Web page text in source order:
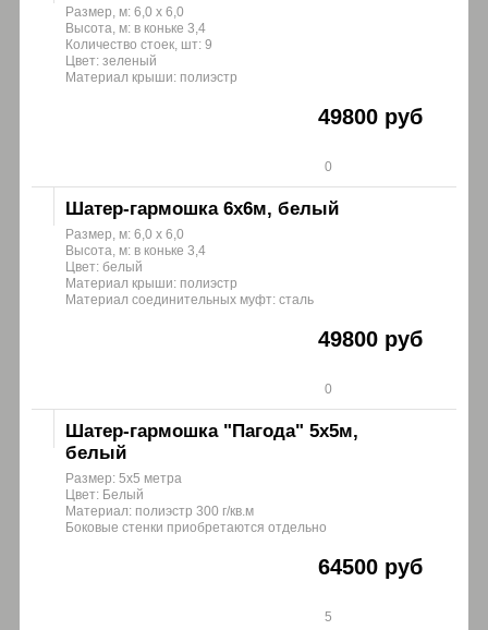
Размер, м: 6,0 х 6,0
Высота, м: в коньке 3,4
Количество стоек, шт: 9
Цвет: зеленый
Материал крыши: полиэстр
49800 руб
0
Шатер-гармошка 6х6м, белый
Размер, м: 6,0 х 6,0
Высота, м: в коньке 3,4
Цвет: белый
Материал крыши: полиэстр
Материал соединительных муфт: сталь
49800 руб
0
Шатер-гармошка "Пагода" 5х5м,
белый
Размер: 5х5 метра
Цвет: Белый
Материал: полиэстр 300 г/кв.м
Боковые стенки приобретаются отдельно
64500 руб
5